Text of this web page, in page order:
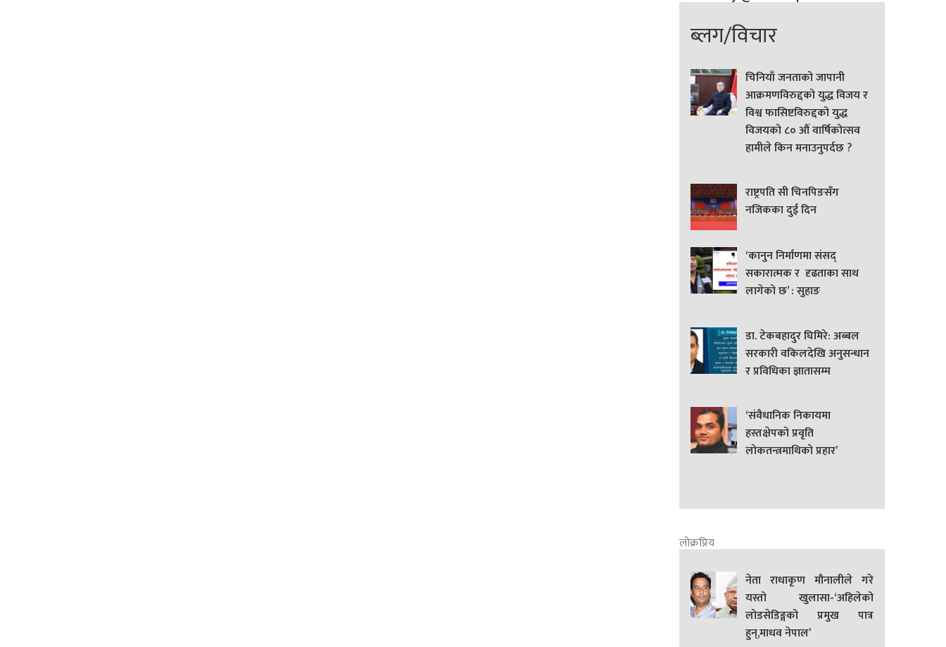
ब्लग/विचार
चिनियाँ जनताको जापानी
आक्रमणविरुद्दको युद्ध विजय र
विश्व फासिष्टविरुद्दको युद्ध
विजयको ८० औं वार्षिकोत्सव
हामीले किन मनाउनुपर्दछ ?
राष्ट्रपति सी चिनपिङसँग
नजिकका दुई दिन
‘कानुन निर्माणमा संसद्
सकारात्मक र दृढताका साथ
लागेको छ’ : सुहाङ
डा. टेकबहादुर घिमिरे: अब्बल
सरकारी वकिलदेखि अनुसन्धान
र प्रविधिका ज्ञातासम्म
‘संवैधानिक निकायमा
हस्तक्षेपको प्रवृति
लोकतन्त्रमाथिको प्रहार’
लोक्रप्रिय
नेता राधाकृण मौनालीले गरे
यस्तो खुलासा-‘अहिलेको
लोडसेडिङ्गको प्रमुख पात्र
हुन्,माधव नेपाल’